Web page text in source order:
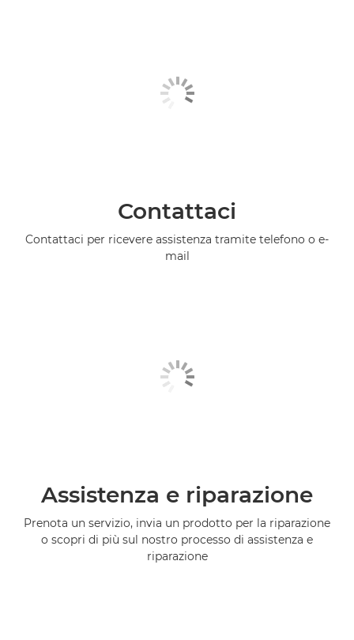
Contattaci
Contattaci per ricevere assistenza tramite telefono o e-
mail
Assistenza e riparazione
Prenota un servizio, invia un prodotto per la riparazione
o scopri di più sul nostro processo di assistenza e
riparazione